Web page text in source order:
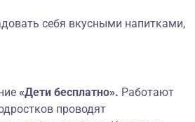
себя вкусными напитками,
«Дети бесплатно». Работают
проводят